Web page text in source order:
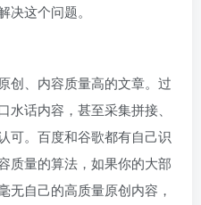
这个问题。
创、内容质量高的文章。过
话内容，甚至采集拼接、
可。百度和谷歌都有自己识
质量的算法，如果你的大部
无自己的高质量原创内容，